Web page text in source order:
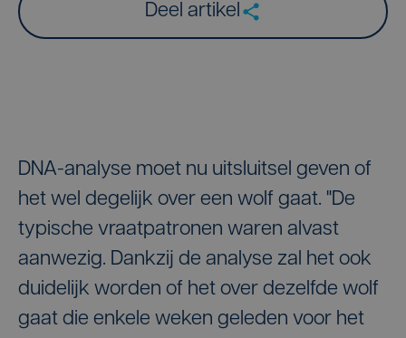
Deel artikel
DNA-analyse moet nu uitsluitsel geven of
het wel degelijk over een wolf gaat. "De
typische vraatpatronen waren alvast
aanwezig. Dankzij de analyse zal het ook
duidelijk worden of het over dezelfde wolf
gaat die enkele weken geleden voor het